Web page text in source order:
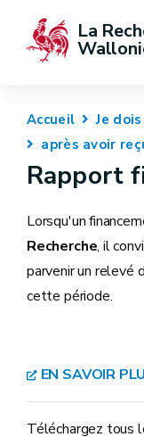
La
Accueil
Je
après avoir
Rapport
Lorsqu'un
Recherche, il
parvenir un relevé
cette période.
EN SAVOIR
Téléchargez tous